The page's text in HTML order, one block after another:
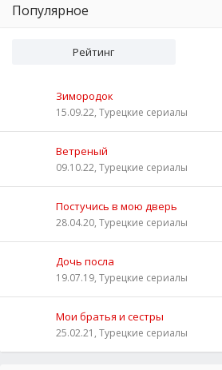
Популярное
Рейтинг
Зимородок
15.09.22, Турецкие сериалы
Ветреный
09.10.22, Турецкие сериалы
Постучись в мою дверь
28.04.20, Турецкие сериалы
Дочь посла
19.07.19, Турецкие сериалы
Мои братья и сестры
25.02.21, Турецкие сериалы